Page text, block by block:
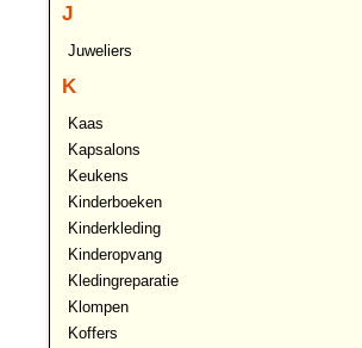
J
Juweliers
K
Kaas
Kapsalons
Keukens
Kinderboeken
Kinderkleding
Kinderopvang
Kledingreparatie
Klompen
Koffers